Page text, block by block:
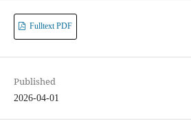
Fulltext PDF
Published
2026-04-01